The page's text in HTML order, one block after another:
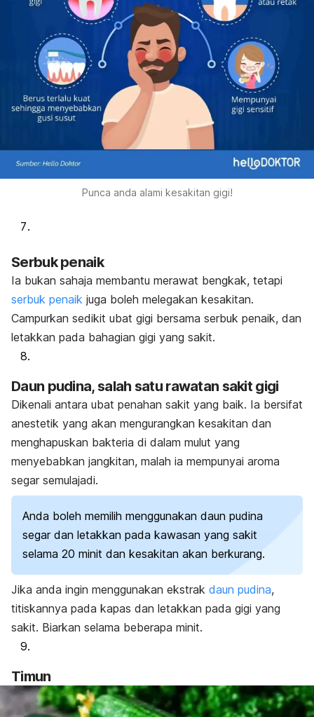
Punca anda alami kesakitan gigi!
Serbuk penaik
Ia bukan sahaja membantu merawat bengkak, tetapi
serbuk penaik juga boleh melegakan kesakitan.
Campurkan sedikit ubat gigi bersama serbuk penaik, dan
letakkan pada bahagian gigi yang sakit.
Daun pudina, salah satu rawatan sakit gigi
Dikenali antara ubat penahan sakit yang baik. Ia bersifat
anestetik yang akan mengurangkan kesakitan dan
menghapuskan bakteria di dalam mulut yang
menyebabkan jangkitan, malah ia mempunyai aroma
segar semulajadi.
Anda boleh memilih menggunakan daun pudina
segar dan letakkan pada kawasan yang sakit
selama 20 minit dan kesakitan akan berkurang.
Jika anda ingin menggunakan ekstrak daun pudina,
titiskannya pada kapas dan letakkan pada gigi yang
sakit. Biarkan selama beberapa minit.
Timun